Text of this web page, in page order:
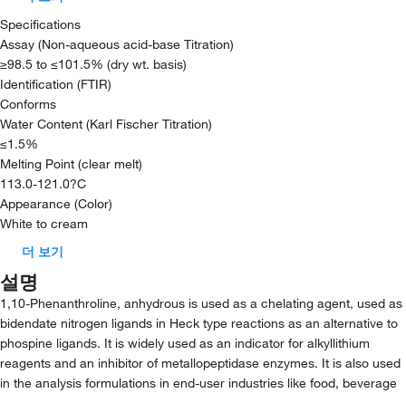
Specifications
Assay (Non-aqueous acid-base Titration)
≥98.5 to ≤101.5% (dry wt. basis)
Identification (FTIR)
Conforms
Water Content (Karl Fischer Titration)
≤1.5%
Melting Point (clear melt)
113.0-121.0?C
Appearance (Color)
White to cream
더 보기
설명
1,10-Phenanthroline, anhydrous is used as a chelating agent, used as
bidendate nitrogen ligands in Heck type reactions as an alternative to
phospine ligands. It is widely used as an indicator for alkyllithium
reagents and an inhibitor of metallopeptidase enzymes. It is also used
in the analysis formulations in end-user industries like food, beverage